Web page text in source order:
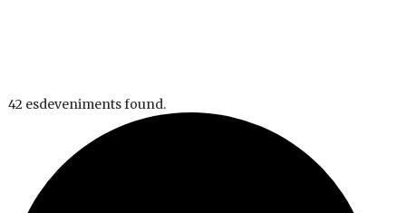
42 esdeveniments found.